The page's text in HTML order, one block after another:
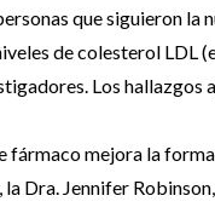
que siguieron
de colesterol LDL
Los hallazgos
fármaco mejora la
la Dra. Jennifer